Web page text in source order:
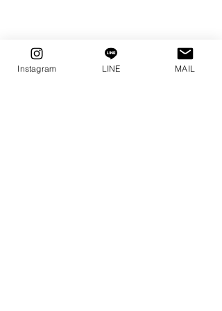
Instagram LINE MAIL